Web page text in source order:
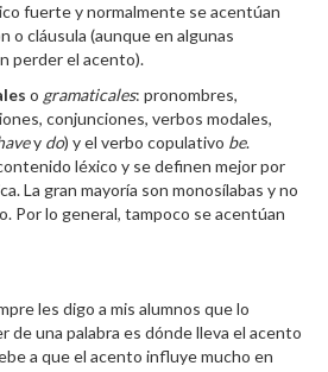
fuerte y normalmente se acentúan
o cláusula (aunque en algunas
perder el acento).
o gramaticales: pronombres,
conjunciones, verbos modales,
y do) y el verbo copulativo be.
léxico y se definen mejor por
La gran mayoría son monosílabas y no
Por lo general, tampoco se acentúan
les digo a mis alumnos que lo
de una palabra es dónde lleva el acento
a que el acento influye mucho en